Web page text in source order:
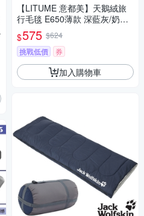
【LITUME 意都美】天鵝絨旅
行毛毯 E650薄款 深藍灰/奶茶
色 備用毯 旅行飛機毛毯 居家蓋
毯 露營 悠遊戶外
$575 $624
挑戰低價
券
加入購物車